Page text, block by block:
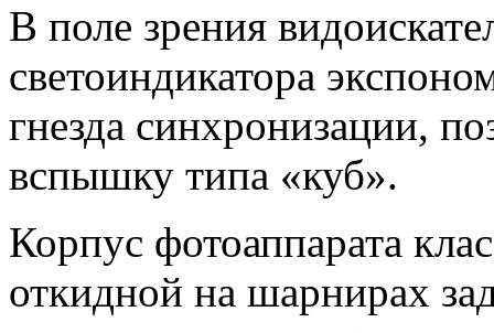
В поле зрения
светоиндикатора
гнезда синхронизации,
вспышку типа «куб».
Корпус фотоаппарата
откидной на шарнирах